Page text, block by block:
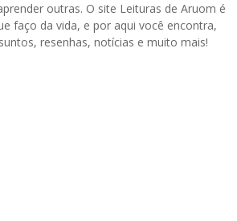
outras. O site Leituras de Aruom é
faço da vida, e por aqui você encontra,
resenhas, notícias e muito mais!